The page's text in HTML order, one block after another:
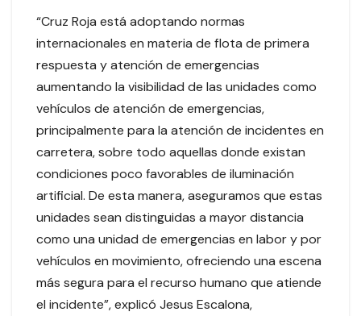
“Cruz Roja está adoptando normas
internacionales en materia de flota de primera
respuesta y atención de emergencias
aumentando la visibilidad de las unidades como
vehículos de atención de emergencias,
principalmente para la atención de incidentes en
carretera, sobre todo aquellas donde existan
condiciones poco favorables de iluminación
artificial. De esta manera, aseguramos que estas
unidades sean distinguidas a mayor distancia
como una unidad de emergencias en labor y por
vehículos en movimiento, ofreciendo una escena
más segura para el recurso humano que atiende
el incidente”, explicó Jesus Escalona,